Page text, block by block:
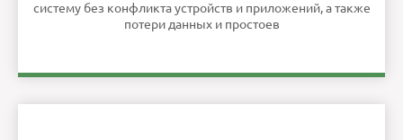
систему без конфликта устройств и приложений, а также
потери данных и простоев